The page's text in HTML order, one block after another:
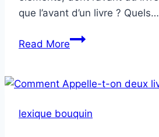
que l’avant d’un livre ? Quels…
Read MoreComment
d’un
?
lexique bouquin